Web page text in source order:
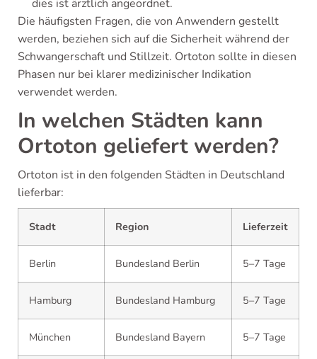
dies ist ärztlich angeordnet.
Die häufigsten Fragen, die von Anwendern gestellt
werden, beziehen sich auf die Sicherheit während der
Schwangerschaft und Stillzeit. Ortoton sollte in diesen
Phasen nur bei klarer medizinischer Indikation
verwendet werden.
In welchen Städten kann
Ortoton geliefert werden?
Ortoton ist in den folgenden Städten in Deutschland
lieferbar:
Stadt Region Lieferzeit
Berlin Bundesland Berlin 5–7 Tage
Hamburg Bundesland Hamburg 5–7 Tage
München Bundesland Bayern 5–7 Tage